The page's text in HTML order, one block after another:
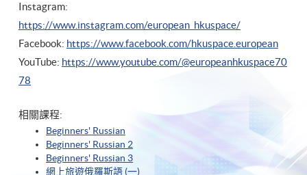
Instagram:
https://www.instagram.com/european_hkuspace/
Facebook: https://www.facebook.com/hkuspace.european
YouTube: https://www.youtube.com/@europeanhkuspace70
78
相關課程:
Beginners' Russian
Beginners' Russian 2
Beginners' Russian 3
網上旅遊俄羅斯語 (一)